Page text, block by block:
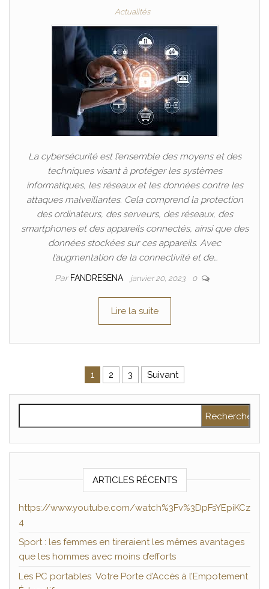
Actualités
La cybersécurité est l’ensemble des moyens et des
techniques visant à protéger les systèmes
informatiques, les réseaux et les données contre les
attaques malveillantes. Cela comprend la protection
des ordinateurs, des serveurs, des réseaux, des
smartphones et des appareils connectés, ainsi que des
données stockées sur ces appareils. Avec
l’augmentation de la connectivité et de…
Par FANDRESENA janvier 20, 2023 0
Lire la suite
Pagination des publications
1 2 3 Suivant
ARTICLES RÉCENTS
https://www.youtube.com/watch%3Fv%3DpFsYEpiKCz
4
Sport : les femmes en tireraient les mêmes avantages
que les hommes avec moins d’efforts
Les PC portables Votre Porte d’Accès à l’Empotement